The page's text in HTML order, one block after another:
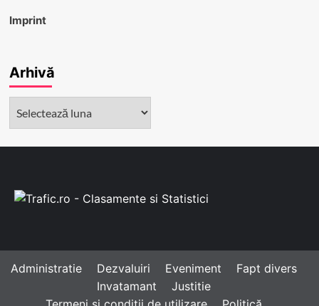
Imprint
Arhivă
Administratie Dezvaluiri Eveniment
Fapt divers
Invatamant
Justitie